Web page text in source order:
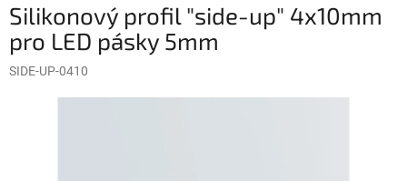
Silikonový profil "side-up" 4x10mm
pro LED pásky 5mm
SIDE-UP-0410